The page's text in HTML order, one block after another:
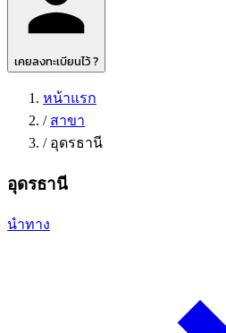
เคยลงทะเบียนไว้ ?
หน้าแรก
/ สาขา
/ อุดรธานี
อุดรธานี
นำทาง